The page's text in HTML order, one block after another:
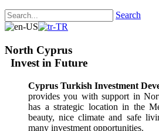
Search
North Cyprus
Invest in Future
Cyprus Turkish Investment
provides you with support in
has a strategic location in the
beauty, nice climate and safe
many investment opportunities.